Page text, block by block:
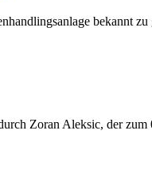
bekannt zu
Zoran Aleksic, der zum